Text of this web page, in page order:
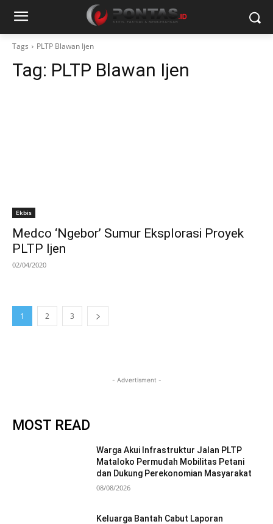
Tags PLTP Blawan Ijen
Tag: PLTP Blawan Ijen
Ekbis
Medco ‘Ngebor’ Sumur Eksplorasi Proyek
PLTP Ijen
02/04/2020
1 2 3
- Advertisment -
MOST READ
Warga Akui Infrastruktur Jalan PLTP
Mataloko Permudah Mobilitas Petani
dan Dukung Perekonomian Masyarakat
08/08/2026
Keluarga Bantah Cabut Laporan